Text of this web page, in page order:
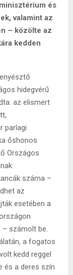
és
valamint az
– közölte az
kedden
hidegvérű
az elismert
parlagi
őshonos
Országos
száma –
az
esetében a
számolt be.
a fogatos
kedd reggel
és a deres szín